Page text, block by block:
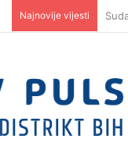
Najnovije vijesti